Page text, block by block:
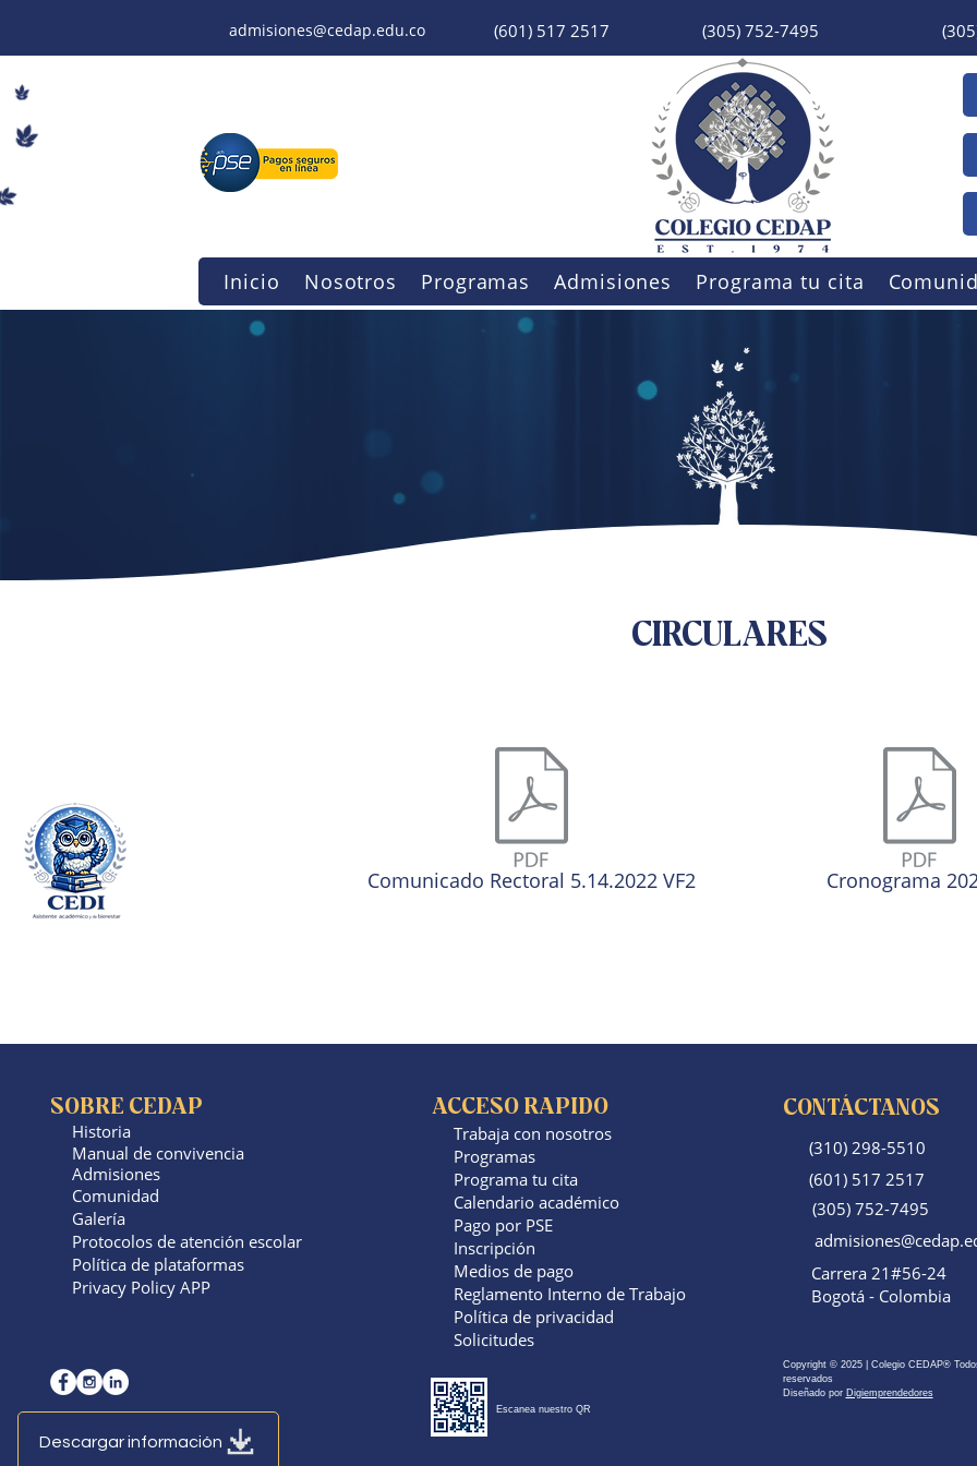
admisiones@cedap.edu.co (601) 517 2517 (305) 752-7495
Inicio Nosotros Programas Admisiones Programa tu cita
CIRCULARES
Comunicado Rectoral 5.14.2022 VF2 Cronograma
Descargar información
SOBRE CEDAP
Historia
Manual de convivencia
Admisiones
Comunidad
Galería
Protocolos de atención escolar
Política de plataformas
Privacy Policy APP
ACCESO RAPIDO
Trabaja con nosotros
​Programas
Programa tu cita
Calendario académico
Pago por PSE
Inscripción
Medios de pago
Reglamento Interno de Trabajo
Política de privacidad​
Solicitudes
Escanea nuestro QR
CONTÁCTANOS
(310) 298-5510
(601) 517 2517
(305) 752-7495
Carrera 21#56-24
Bogotá - Colombia
Copyright © 2025 | Colegio CEDAP®
reservados
Diseñado por Digiemprendedores